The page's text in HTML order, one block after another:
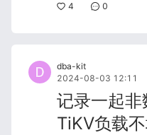
4 0
dba-kit
2024-08-03 12:11
记录一起非
TiKV负载